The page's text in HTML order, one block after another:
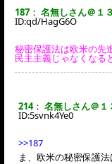
187 ： 名無しさん＠１
ID:qd/HagG6O
秘密保護法は欧米の先
民主主義じゃなくなる
214： 名無しさん＠１
ID:5svnk4Ye0
>>187
ま、欧米の秘密保護